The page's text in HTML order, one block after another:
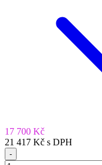
17 700 Kč
21 417 Kč s DPH
-